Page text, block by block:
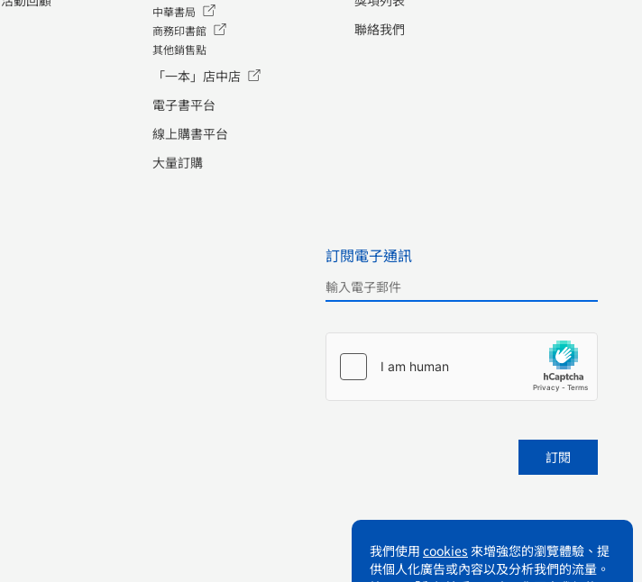
我們使用 cookies 來增強您的瀏覽體驗、提
供個人化廣告或內容以及分析我們的流量。
中華書局
商務印書館
其他銷售點
「一本」店中店
電子書平台
線上購書平台
大量訂購
聯絡我們
訂閱電子通訊